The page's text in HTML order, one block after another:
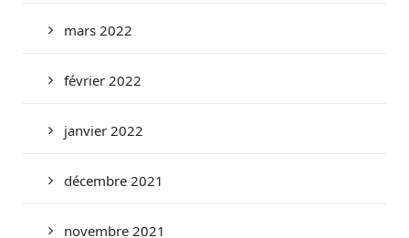
mars 2022
février 2022
janvier 2022
décembre 2021
novembre 2021